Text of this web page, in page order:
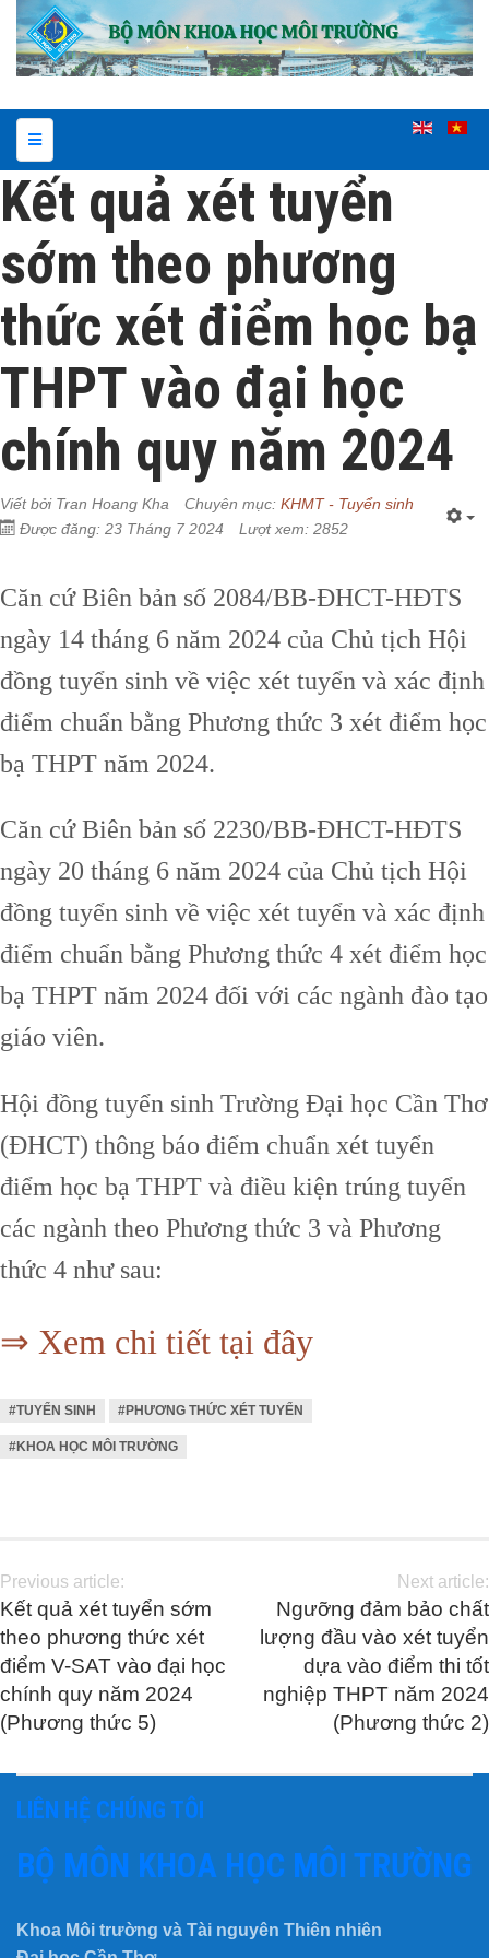
Kết quả xét tuyển
sớm theo phương
thức xét điểm học bạ
THPT vào đại học
chính quy năm 2024
Viết bởi Tran Hoang Kha Chuyên mục: KHMT - Tuyển sinh
Được đăng: 23 Tháng 7 2024
Lượt xem: 2852
Căn cứ Biên bản số 2084/BB-ĐHCT-HĐTS
ngày 14 tháng 6 năm 2024 của Chủ tịch Hội
đồng tuyển sinh về việc xét tuyển và xác định
điểm chuẩn bằng Phương thức 3 xét điểm học
bạ THPT năm 2024.
Căn cứ Biên bản số 2230/BB-ĐHCT-HĐTS
ngày 20 tháng 6 năm 2024 của Chủ tịch Hội
đồng tuyển sinh về việc xét tuyển và xác định
điểm chuẩn bằng Phương thức 4 xét điểm học
bạ THPT năm 2024 đối với các ngành đào tạo
giáo viên.
Hội đồng tuyển sinh Trường Đại học Cần Thơ
(ĐHCT) thông báo điểm chuẩn xét tuyển
điểm học bạ THPT và điều kiện trúng tuyển
các ngành theo Phương thức 3 và Phương
thức 4 như sau:
⇒ Xem chi tiết tại đây
#TUYỂN SINH #PHƯƠNG THỨC XÉT TUYỂN
#KHOA HỌC MÔI TRƯỜNG
Previous article:
Kết quả xét tuyển sớm
theo phương thức xét
điểm V-SAT vào đại học
chính quy năm 2024
(Phương thức 5)
Next article:
Ngưỡng đảm bảo chất
lượng đầu vào xét tuyển
dựa vào điểm thi tốt
nghiệp THPT năm 2024
(Phương thức 2)
LIÊN HỆ CHÚNG TÔI
BỘ MÔN KHOA HỌC MÔI TRƯỜNG
Khoa Môi trường và Tài nguyên Thiên nhiên